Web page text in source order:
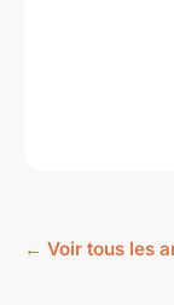
← Voir tous les